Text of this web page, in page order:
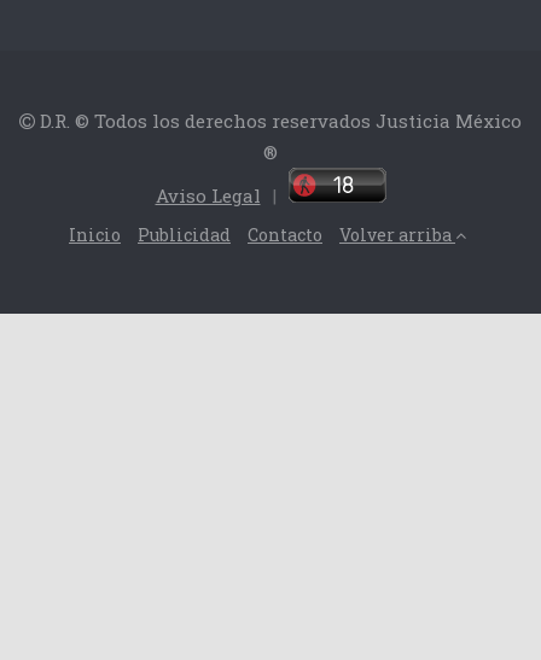
D.R. © Todos los derechos reservados Justicia México
®
Aviso Legal |
Inicio Publicidad Contacto Volver arriba